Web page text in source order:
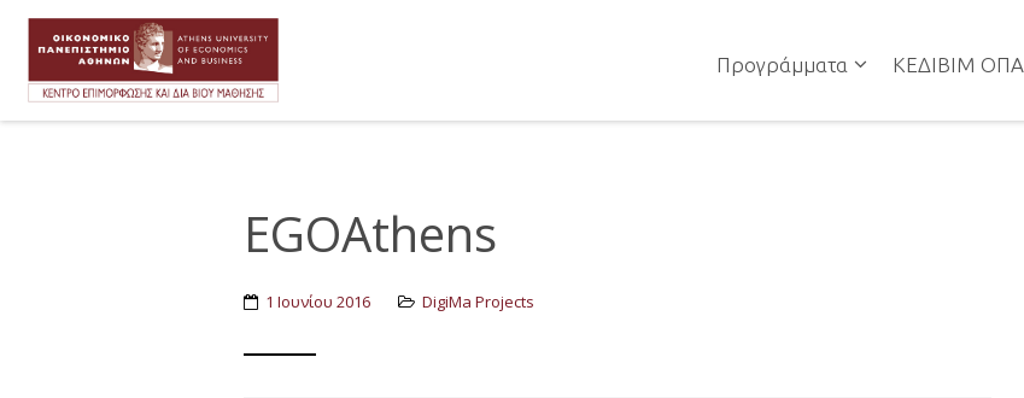
Προγράμματα ΚΕΔΙΒΙΜ ΟΠΑ
EGOAthens
1 Ιουνίου 2016 DigiMa Projects